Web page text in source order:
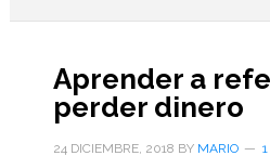
Aprender a
perder dinero
24 DICIEMBRE, 2018 BY MARIO